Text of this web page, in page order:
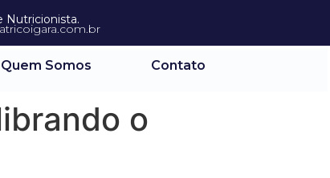
Nutricionista.
Quem Somos Contato
o